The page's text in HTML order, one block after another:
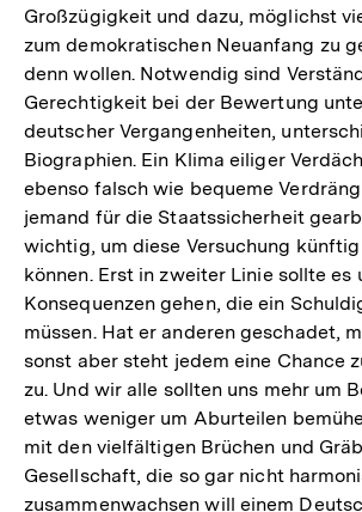
Großzügigkeit und dazu, möglichst
zum demokratischen Neuanfang zu
denn wollen. Notwendig sind
Gerechtigkeit bei der Bewertung
deutscher Vergangenheiten,
Biographien. Ein Klima eiliger
ebenso falsch wie bequeme
jemand für die Staatssicherheit
wichtig, um diese Versuchung
können. Erst in zweiter Linie sollte es
Konsequenzen gehen, die ein
müssen. Hat er anderen geschadet,
sonst aber steht jedem eine Chance
zu. Und wir alle sollten uns mehr um
etwas weniger um Aburteilen
mit den vielfältigen Brüchen und
Gesellschaft, die so gar nicht
zusammenwachsen will einem